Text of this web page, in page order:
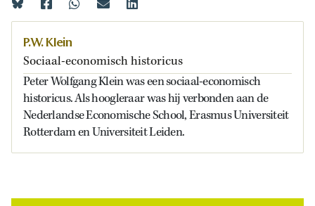
P.W. Klein
Sociaal-economisch historicus
Peter Wolfgang Klein was een sociaal-economisch
historicus. Als hoogleraar was hij verbonden aan de
Nederlandse Economische School, Erasmus Universiteit
Rotterdam en Universiteit Leiden.